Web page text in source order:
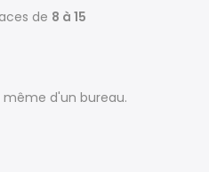
de 8 à 15
même d'un bureau.